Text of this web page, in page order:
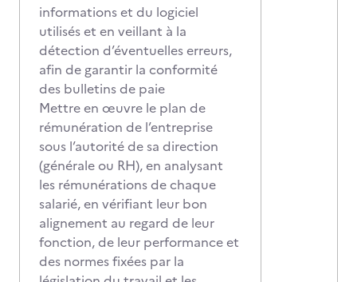
informations et du logiciel
utilisés et en veillant à la
détection d’éventuelles erreurs,
afin de garantir la conformité
des bulletins de paie
Mettre en œuvre le plan de
rémunération de l’entreprise
sous l’autorité de sa direction
(générale ou RH), en analysant
les rémunérations de chaque
salarié, en vérifiant leur bon
alignement au regard de leur
fonction, de leur performance et
des normes fixées par la